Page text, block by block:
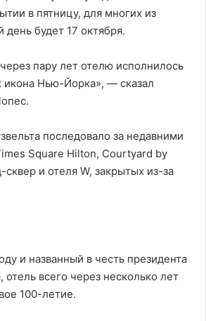
в пятницу, для многих из
день будет 17 октября.
пару лет отелю исполнилось
икона Нью-Йорка», — сказал
последовало за недавними
Square Hilton, Courtyard by
и отеля W, закрытых из-за
и названный в честь президента
отель всего через несколько лет
100-летие.